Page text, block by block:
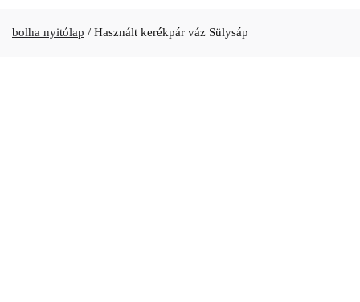
bolha nyitólap / Használt kerékpár váz Sülysáp